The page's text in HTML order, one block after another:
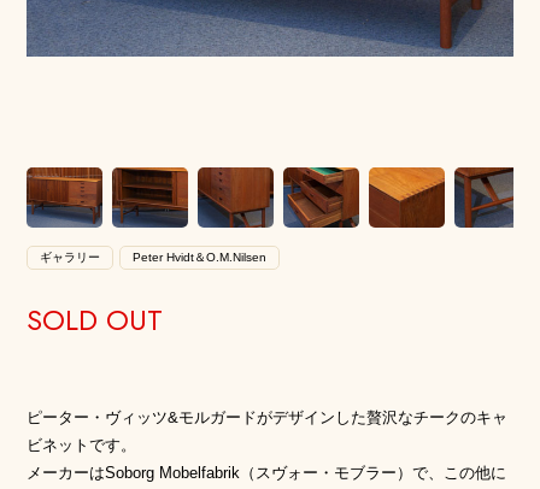
ギャラリー Peter Hvidt＆O.M.Nilsen
SOLD OUT
ピーター・ヴィッツ&モルガードがデザインした贅沢なチークのキャ
ビネットです。
メーカーはSoborg Mobelfabrik（スヴォー・モブラー）で、この他に